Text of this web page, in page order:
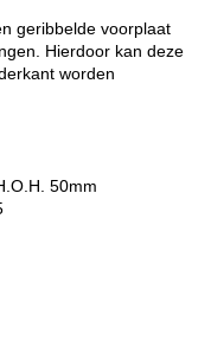
geribbelde voorplaat
Hierdoor kan deze
worden
50mm